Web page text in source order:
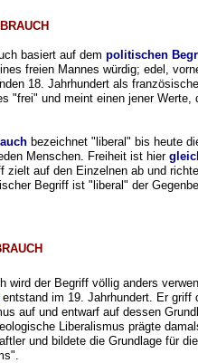
basiert auf dem politischen
freien Mannes würdig; edel,
18. Jahrhundert als
"frei" und meint einen jener Werte,
bezeichnet "liberal" bis heute
Menschen. Freiheit ist hier
zielt auf den Einzelnen ab und
Begriff ist "liberal" der
wird der Begriff völlig anders
entstand im 19. Jahrhundert. Er griff
auf und entwarf auf dessen
Liberalismus prägte
und bildete die Grundlage für